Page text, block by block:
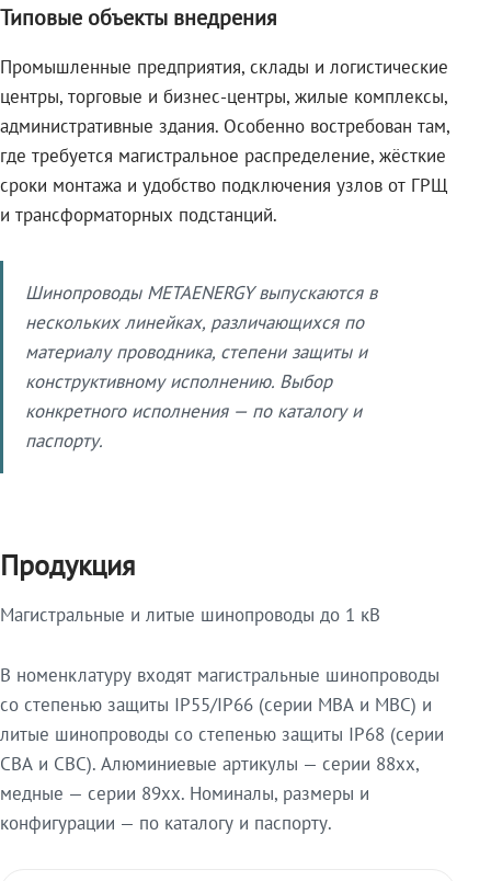
Типовые объекты внедрения
Промышленные предприятия, склады и логистические
центры, торговые и бизнес-центры, жилые комплексы,
административные здания. Особенно востребован там,
где требуется магистральное распределение, жёсткие
сроки монтажа и удобство подключения узлов от ГРЩ
и трансформаторных подстанций.
Шинопроводы METAENERGY выпускаются в
нескольких линейках, различающихся по
материалу проводника, степени защиты и
конструктивному исполнению. Выбор
конкретного исполнения — по каталогу и
паспорту.
Продукция
Магистральные и литые шинопроводы до 1 кВ
В номенклатуру входят магистральные шинопроводы
со степенью защиты IP55/IP66 (серии МВА и МВС) и
литые шинопроводы со степенью защиты IP68 (серии
СВА и СВС). Алюминиевые артикулы — серии 88xx,
медные — серии 89xx. Номиналы, размеры и
конфигурации — по каталогу и паспорту.